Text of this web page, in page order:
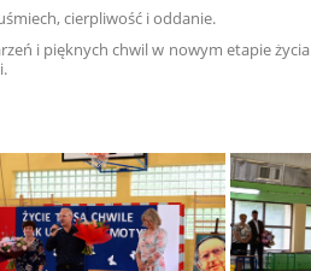
cierpliwość i oddanie.
i pięknych chwil w nowym etapie